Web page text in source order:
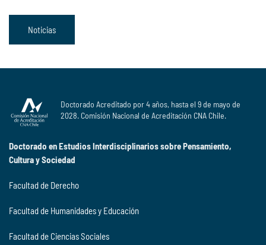
Noticias
Doctorado Acreditado por 4 años, hasta el 9 de mayo de
2028. Comisión Nacional de Acreditación CNA Chile.
Doctorado en Estudios Interdisciplinarios sobre Pensamiento,
Cultura y Sociedad
Facultad de Derecho
Facultad de Humanidades y Educación
Facultad de Ciencias Sociales